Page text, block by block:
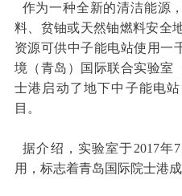
作为一种全新的清洁能源
料、贫铀或天然铀燃料安全
资源可供中子能电站使用一
境（青岛）国际联合实验室
士港启动了地下中子能电
目。
据介绍，实验室于2017年
用，标志着青岛国际院士港